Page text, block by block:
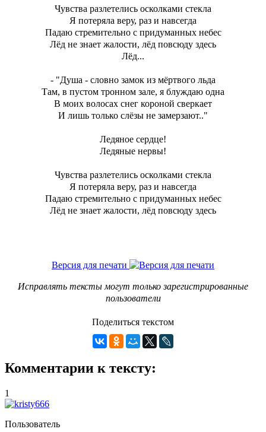
Чувства разлетелись осколками стекла
Я потеряла веру, раз и навсегда
Падаю стремительно с придуманных небес
Лёд не знает жалости, лёд повсюду здесь
Лёд...
- "Душа - словно замок из мёртвого льда
Там, в пустом тронном зале, я блуждаю одна
В моих волосах снег короной сверкает
И лишь только слёзы не замерзают.."
Ледяное сердце!
Ледяные нервы!
Чувства разлетелись осколками стекла
Я потеряла веру, раз и навсегда
Падаю стремительно с придуманных небес
Лёд не знает жалости, лёд повсюду здесь
Версия для печати
Исправлять тексты могут только зарегистрированные
пользователи
Поделиться текстом
Комментарии к тексту:
1
Пользователь